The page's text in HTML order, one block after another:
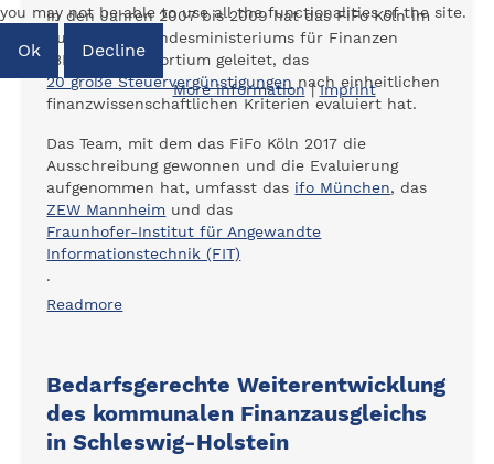
In den Jahren 2007 bis 2009 hat das FiFo Köln im
Auftrag des Bundesministeriums für Finanzen
(BMF) ein Konsortium geleitet, das
20 große Steuervergünstigungen nach einheitlichen
finanzwissenschaftlichen Kriterien evaluiert hat.
Das Team, mit dem das FiFo Köln 2017 die
Ausschreibung gewonnen und die Evaluierung
aufgenommen hat, umfasst das ifo München, das
ZEW Mannheim und das
Fraunhofer-Institut für Angewandte
Informationstechnik (FIT)
.
Readmore
Bedarfsgerechte Weiterentwicklung
des kommunalen Finanzausgleichs
in Schleswig-Holstein
you may not be able to use all the functionalities of the site.
Ok Decline
More information|Imprint